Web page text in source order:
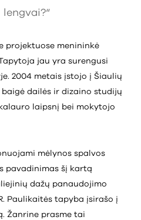
projektuose menininkė
jau yra surengusi
2004 metais įstojo į Šiaulių
dailės ir dizaino studijų
laipsnį bei mokytojo
mėlynos spalvos
pavadinimas šį kartą
dažų panaudojimo
Paulikaitės tapyba įsirašo į
Žanrine prasme tai